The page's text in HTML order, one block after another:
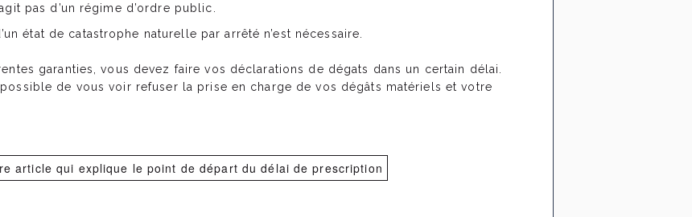
pas d’un régime d’ordre public.
état de catastrophe naturelle par arrêté n’est nécessaire.
garanties, vous devez faire vos déclarations de dégats dans un certain délai.
de vous voir refuser la prise en charge de vos dégâts matériels et votre
article qui explique le point de départ du délai de prescription